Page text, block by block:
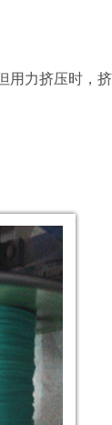
用力挤压时，